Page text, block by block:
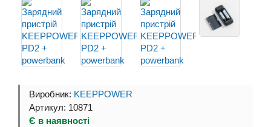
Виробник: KEEPPOWER
Артикул: 10871
Є в наявності